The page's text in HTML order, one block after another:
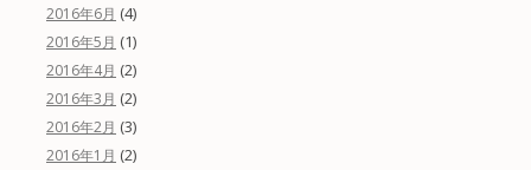
2016年6月 (4)
2016年5月 (1)
2016年4月 (2)
2016年3月 (2)
2016年2月 (3)
2016年1月 (2)